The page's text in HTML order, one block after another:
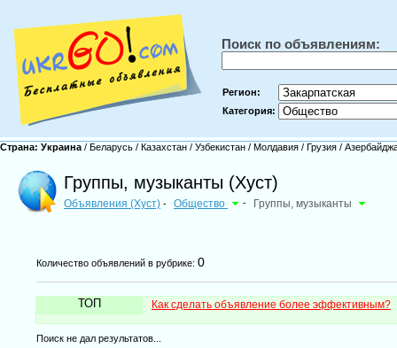
Поиск по объявлениям:
Регион:
Категория:
Страна: Украина / Беларусь / Казахстан / Узбекистан / Молдавия / Грузия /
Группы, музыканты (Хуст)
Объявления (Хуст) - Общество - Группы, музыканты
Количество объявлений в рубрике: 0
ТОП Как сделать объявление более эффективным?
Поиск не дал результатов...